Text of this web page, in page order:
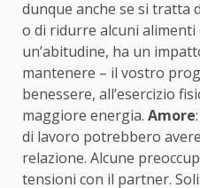
dunque anche se si tratta
o di ridurre alcuni
un’abitudine, ha un
mantenere – il vostro
benessere, all’esercizio
maggiore energia. Amore
di lavoro potrebbero
relazione. Alcune
tensioni con il partner.